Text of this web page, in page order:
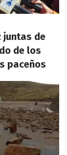
juntas de
de los
paceños